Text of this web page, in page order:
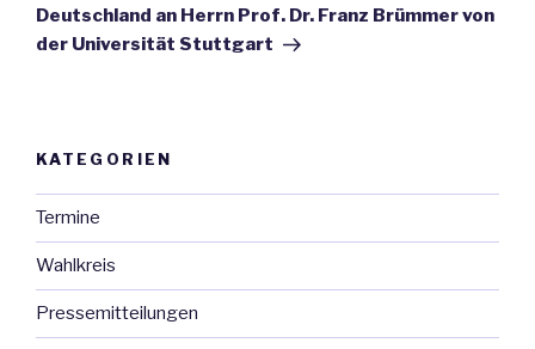
Deutschland an Herrn Prof. Dr. Franz Brümmer von
der Universität Stuttgart
KATEGORIEN
Termine
Wahlkreis
Pressemitteilungen